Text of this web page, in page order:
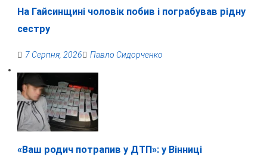
На Гайсинщині чоловік побив і пограбував рідну
сестру
7 Серпня, 2026 Павло Сидорченко
«Ваш родич потрапив у ДТП»: у Вінниці